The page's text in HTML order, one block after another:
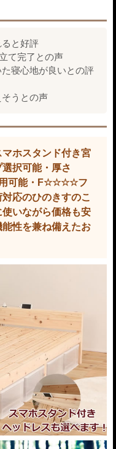
ると好評
て完了との声
寝心地が良いとの評
そうとの声
ホスタンド付き宮
択可能・厚さ
用可能・F☆☆☆☆フ
応のひのきすのこ
いながら価格も安
性を兼ね備えたお